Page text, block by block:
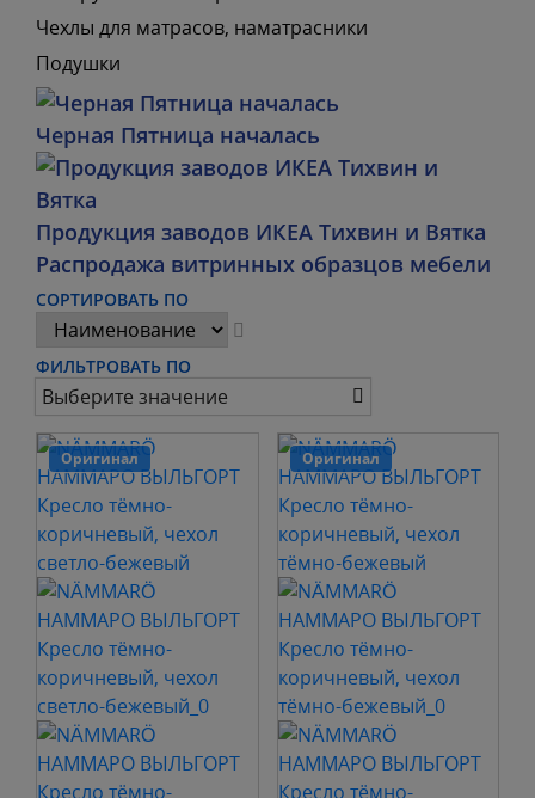
Чехлы для матрасов, наматрасники
Подушки
Черная Пятница началась
Продукция заводов ИКЕА Тихвин и Вятка
Распродажа витринных образцов мебели
СОРТИРОВАТЬ ПО
ФИЛЬТРОВАТЬ ПО
Выберите значение
Оригинал Оригинал